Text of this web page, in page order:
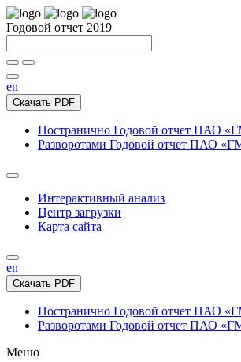
Годовой отчет 2019
en
Скачать PDF
Постранично Годовой отчет ПАО
Разворотами Годовой отчет ПАО
Интерактивный анализ
Центр загрузки
Карта сайта
en
Скачать PDF
Постранично Годовой отчет ПАО
Разворотами Годовой отчет ПАО
Меню